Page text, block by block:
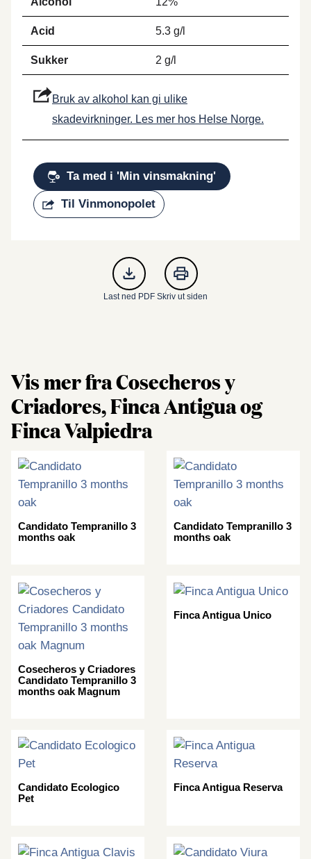
Acid 5.3 g/l
Sukker 2 g/l
Bruk av alkohol kan gi ulike
skadevirkninger. Les mer hos Helse Norge.
Ta med i 'Min vinsmakning'
Til Vinmonopolet
Last ned PDF Skriv ut siden
Vis mer fra Cosecheros y
Criadores, Finca Antigua og
Finca Valpiedra
Candidato Tempranillo 3
months oak
Candidato Tempranillo 3
months oak
Cosecheros y Criadores
Candidato Tempranillo 3
months oak Magnum
Finca Antigua Unico
Candidato Ecologico
Pet
Finca Antigua Reserva